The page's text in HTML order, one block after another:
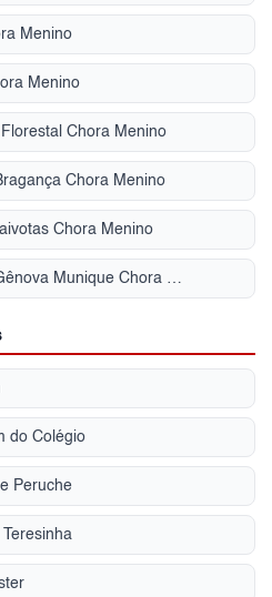
Menino
Menino
Chora Menino
Chora Menino
Chora Menino
Condomínio Jardins de Gênova Munique Chora Menino
do Colégio
Peruche